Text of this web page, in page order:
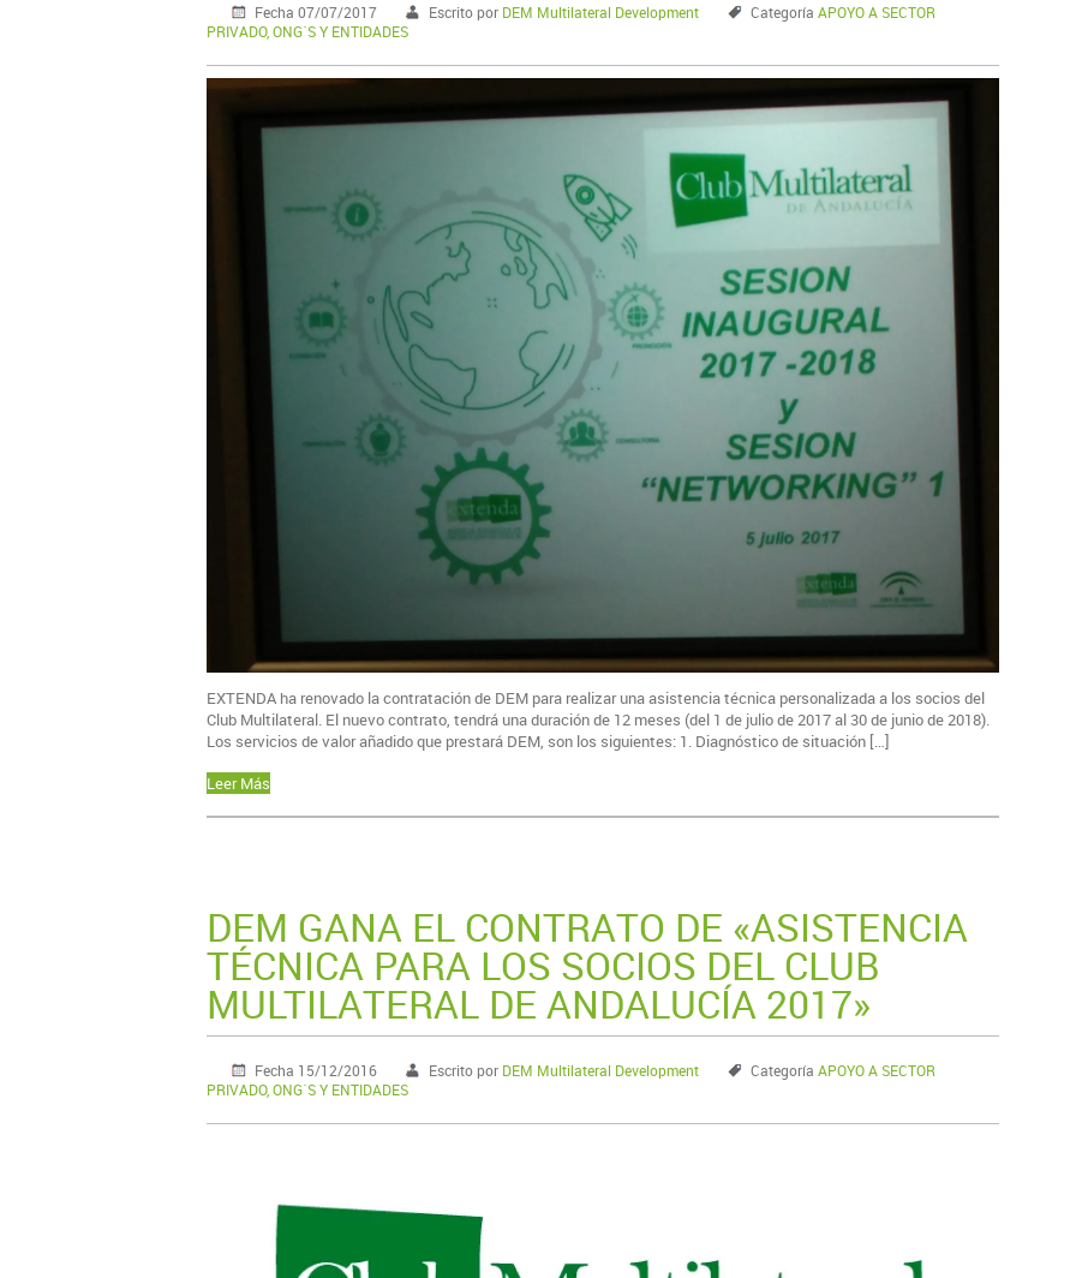
Fecha 07/07/2017 Escrito por DEM Multilateral Development Categoría APOYO A SECTOR
PRIVADO, ONG´S Y ENTIDADES
EXTENDA ha renovado la contratación de DEM para realizar una asistencia técnica personalizada a los socios del
Club Multilateral. El nuevo contrato, tendrá una duración de 12 meses (del 1 de julio de 2017 al 30 de junio de 2018).
Los servicios de valor añadido que prestará DEM, son los siguientes: 1. Diagnóstico de situación […]
Leer Más
DEM GANA EL CONTRATO DE «ASISTENCIA
TÉCNICA PARA LOS SOCIOS DEL CLUB
MULTILATERAL DE ANDALUCÍA 2017»
Fecha 15/12/2016 Escrito por DEM Multilateral Development Categoría APOYO A SECTOR
PRIVADO, ONG´S Y ENTIDADES